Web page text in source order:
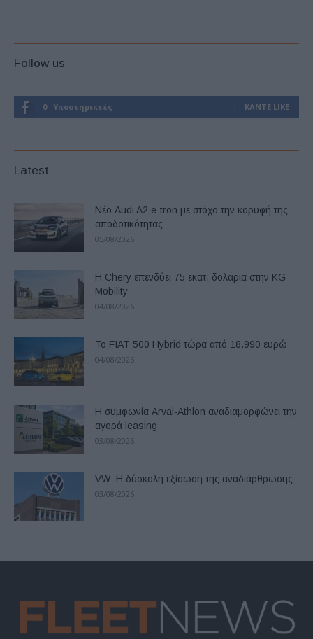
Follow us
0 Υποστηρικτές ΚΆΝΤΕ LIKE
Latest
Νέο Audi A2 e-tron με στόχο την κορυφή της
αποδοτικότητας
05/08/2026
Η Chery επενδύει 75 εκατ. δολάρια στην KG
Mobility
04/08/2026
Το FIAT 500 Hybrid τώρα από 18.990 ευρώ
04/08/2026
Η συμφωνία Arval-Athlon αναδιαμορφώνει την
αγορά leasing
03/08/2026
VW: Η δύσκολη εξίσωση της αναδιάρθρωσης
03/08/2026